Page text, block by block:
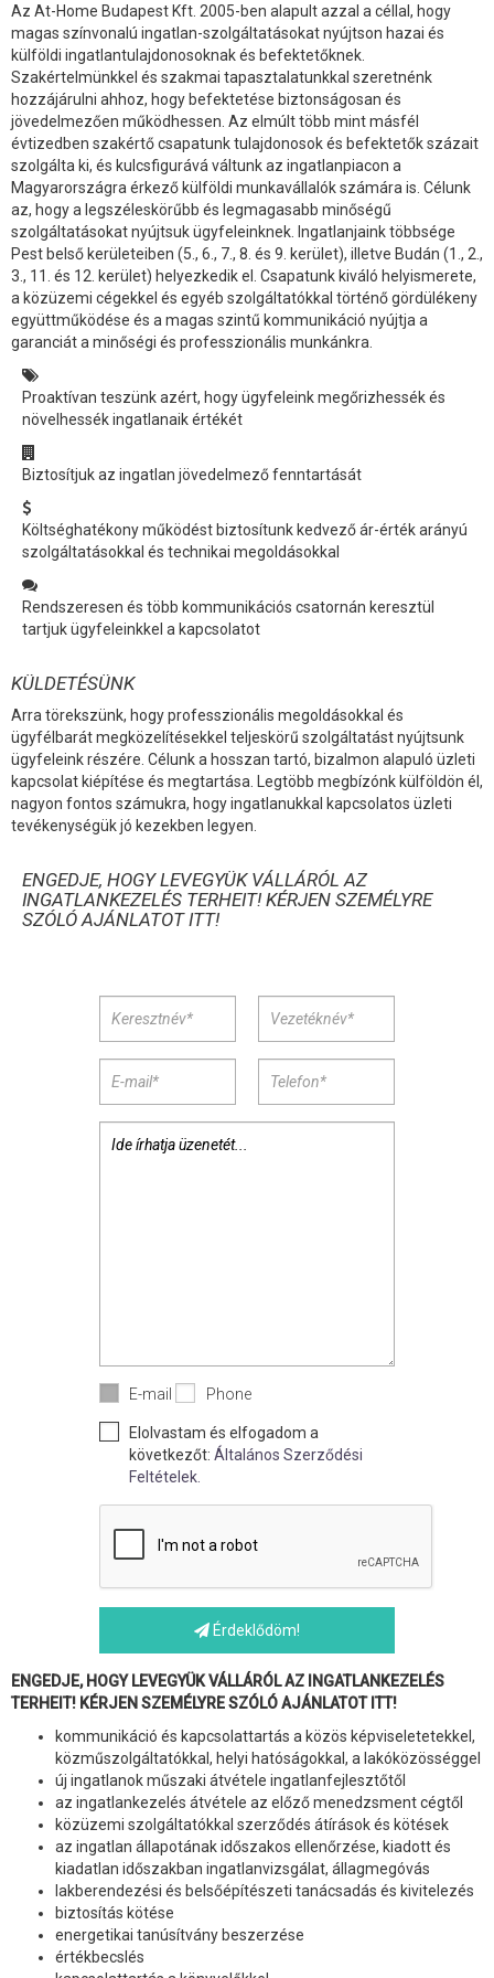
Az At-Home Budapest Kft. 2005-ben alapult azzal a céllal, hogy
magas színvonalú ingatlan-szolgáltatásokat nyújtson hazai és
külföldi ingatlantulajdonosoknak és befektetőknek.
Szakértelmünkkel és szakmai tapasztalatunkkal szeretnénk
hozzájárulni ahhoz, hogy befektetése biztonságosan és
jövedelmezően működhessen. Az elmúlt több mint másfél
évtizedben szakértő csapatunk tulajdonosok és befektetők százait
szolgálta ki, és kulcsfigurává váltunk az ingatlanpiacon a
Magyarországra érkező külföldi munkavállalók számára is. Célunk
az, hogy a legszéleskörűbb és legmagasabb minőségű
szolgáltatásokat nyújtsuk ügyfeleinknek. Ingatlanjaink többsége
Pest belső kerületeiben (5., 6., 7., 8. és 9. kerület), illetve Budán (1., 2.,
3., 11. és 12. kerület) helyezkedik el. Csapatunk kiváló helyismerete,
a közüzemi cégekkel és egyéb szolgáltatókkal történő gördülékeny
együttműködése és a magas szintű kommunikáció nyújtja a
garanciát a minőségi és professzionális munkánkra.
Proaktívan teszünk azért, hogy ügyfeleink megőrizhessék és
növelhessék ingatlanaik értékét
Biztosítjuk az ingatlan jövedelmező fenntartását
Költséghatékony működést biztosítunk kedvező ár-érték arányú
szolgáltatásokkal és technikai megoldásokkal
Rendszeresen és több kommunikációs csatornán keresztül
tartjuk ügyfeleinkkel a kapcsolatot
KÜLDETÉSÜNK
Arra törekszünk, hogy professzionális megoldásokkal és
ügyfélbarát megközelítésekkel teljeskörű szolgáltatást nyújtsunk
ügyfeleink részére. Célunk a hosszan tartó, bizalmon alapuló üzleti
kapcsolat kiépítése és megtartása. Legtöbb megbízónk külföldön él,
nagyon fontos számukra, hogy ingatlanukkal kapcsolatos üzleti
tevékenységük jó kezekben legyen.
ENGEDJE, HOGY LEVEGYÜK VÁLLÁRÓL AZ
INGATLANKEZELÉS TERHEIT! KÉRJEN SZEMÉLYRE
SZÓLÓ AJÁNLATOT ITT!
E-mail Phone
Elolvastam és elfogadom a
következőt:Általános Szerződési
Feltételek.
Érdeklődöm!
ENGEDJE, HOGY LEVEGYÜK VÁLLÁRÓL AZ INGATLANKEZELÉS
TERHEIT! KÉRJEN SZEMÉLYRE SZÓLÓ AJÁNLATOT ITT!
kommunikáció és kapcsolattartás a közös képviseletetekkel,
közműszolgáltatókkal, helyi hatóságokkal, a lakóközösséggel
új ingatlanok műszaki átvétele ingatlanfejlesztőtől
az ingatlankezelés átvétele az előző menedzsment cégtől
közüzemi szolgáltatókkal szerződés átírások és kötések
az ingatlan állapotának időszakos ellenőrzése, kiadott és
kiadatlan időszakban ingatlanvizsgálat, állagmegóvás
lakberendezési és belsőépítészeti tanácsadás és kivitelezés
biztosítás kötése
energetikai tanúsítvány beszerzése
értékbecslés